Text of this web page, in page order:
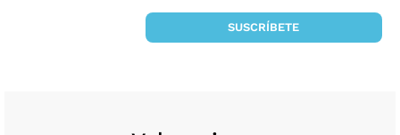
SUSCRÍBETE